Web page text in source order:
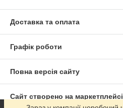
Доставка та оплата
Графік роботи
Повна версія сайту
Сайт створено на маркетплейсі